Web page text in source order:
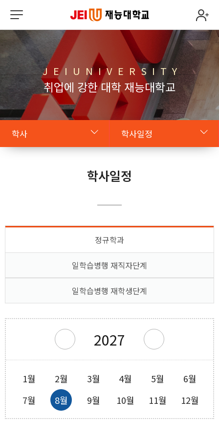
J E I U N I V E R S I T Y
취업에 강한 대학 재능대학교
학사 학사일정
평가&졸업
학사일정
정규학과
일학습병행 재직자단계
일학습병행 재학생단계
2027
1월 2월 3월 4월 5월
6월
7월
8월 9월 10월 11월 12월